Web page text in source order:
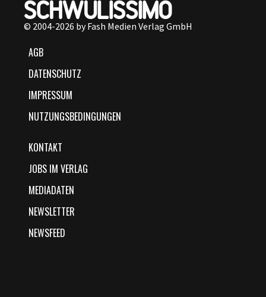
© 2004-2026 by Fash Medien Verlag GmbH
AGB
DATENSCHUTZ
IMPRESSUM
NUTZUNGSBEDINGUNGEN
KONTAKT
JOBS IM VERLAG
MEDIADATEN
NEWSLETTER
NEWSFEED